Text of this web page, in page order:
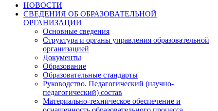
НОВОСТИ
СВЕДЕНИЯ ОБ ОБРАЗОВАТЕЛЬНОЙ
ОРГАНИЗАЦИИ
Основные сведения
Структура и органы управления образовательной
организацией
Документы
Образование
Образовательные стандарты
Руководство. Педагогический (научно-
педагогический) состав
Материально-техническое обеспечение и